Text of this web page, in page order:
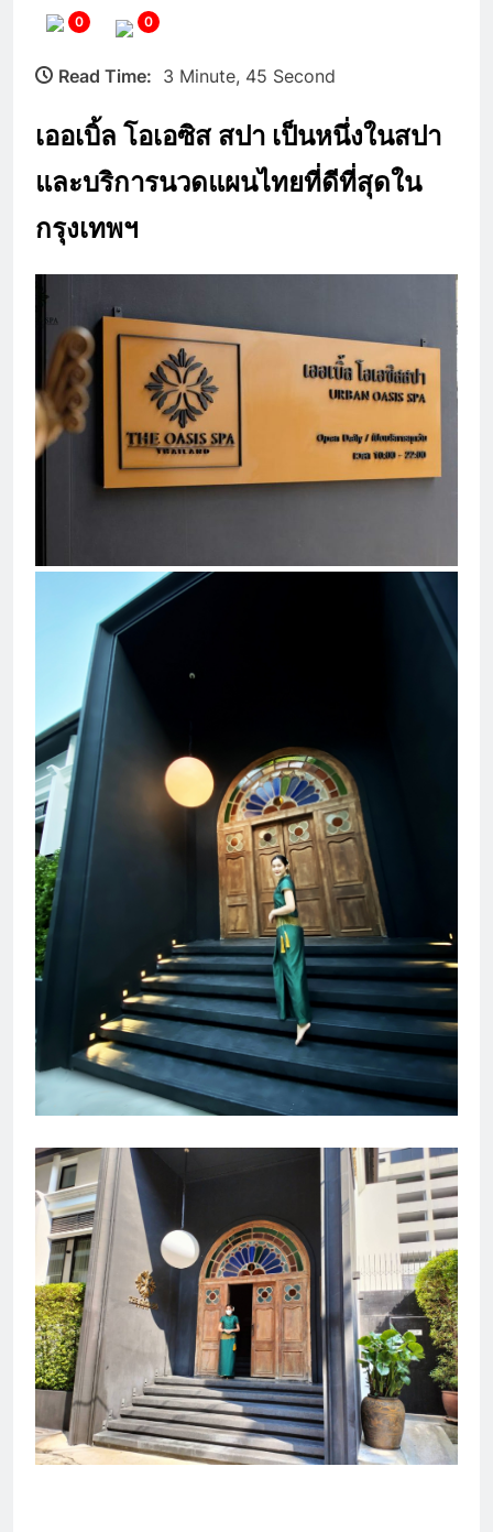
0 0
Read Time: 3 Minute, 45 Second
เออเบิ้ล โอเอซิส สปา เป็นหนึ่งในสปา
และบริการนวดแผนไทยที่ดีที่สุดใน
กรุงเทพฯ